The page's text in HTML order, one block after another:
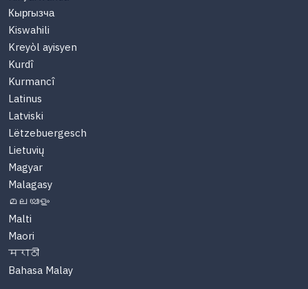
Кыргызча
Kiswahili
Kreyòl ayisyen
Kurdî
Kurmancî
Latinus
Latviski
Lëtzebuergesch
Lietuvių
Magyar
Malagasy
മലയാളം
Malti
Maori
मराठी
Bahasa Malay